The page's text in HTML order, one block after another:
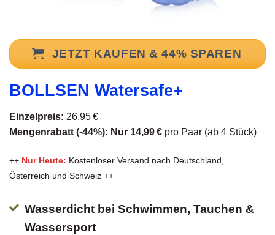
JETZT KAUFEN & 44% SPAREN
BOLLSEN Watersafe+
Einzelpreis: 26,95 €
Mengenrabatt (-44%): Nur 14,99 € pro Paar (ab 4 Stück)
++ Nur Heute: Kostenloser Versand nach Deutschland,
Österreich und Schweiz ++
Wasserdicht bei Schwimmen, Tauchen &
Wassersport